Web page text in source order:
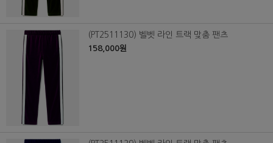
(PT2511130) 벨벳 라인 트랙 맞춤 팬츠
158,000원